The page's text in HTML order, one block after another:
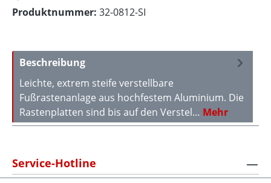
Produktnummer: 32-0812-SI
Beschreibung
Leichte, extrem steife verstellbare
Fußrastenanlage aus hochfestem Aluminium. Die
Rastenplatten sind bis auf den Verstel… Mehr
Service-Hotline